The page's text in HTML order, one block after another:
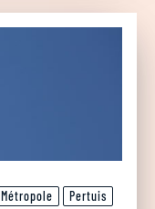
Métropole Pertuis